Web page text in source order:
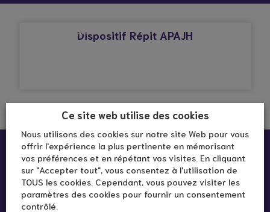
FÉDÉRATION APAJHDispositif Répit APAJH
Ce site web utilise des cookies
Nous utilisons des cookies sur notre site Web pour vous
offrir l'expérience la plus pertinente en mémorisant
vos préférences et en répétant vos visites. En cliquant
sur "Accepter tout", vous consentez à l'utilisation de
TOUS les cookies. Cependant, vous pouvez visiter les
paramètres des cookies pour fournir un consentement
contrôlé.